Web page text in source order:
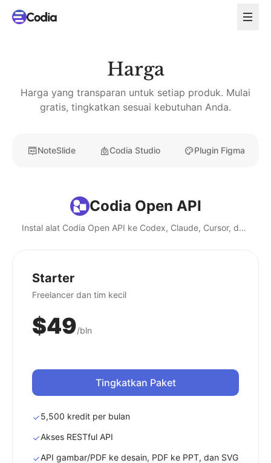
Harga
Harga yang transparan untuk setiap produk. Mulai
gratis, tingkatkan sesuai kebutuhan Anda.
NoteSlide Codia Studio Plugin Figma
Codia Open API
Instal alat Codia Open API ke Codex, Claude, Cursor, dan agen AI lokal.
Starter
Freelancer dan tim kecil
$49/bln
Tingkatkan Paket
5,500 kredit per bulan
Akses RESTful API
API gambar/PDF ke desain, PDF ke PPT, dan SVG